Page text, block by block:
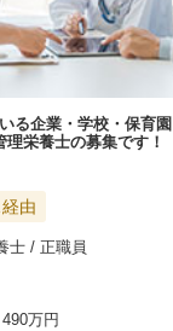
る企業・学校・保育
栄養士の募集です！
由
士 / 正職員
490万円